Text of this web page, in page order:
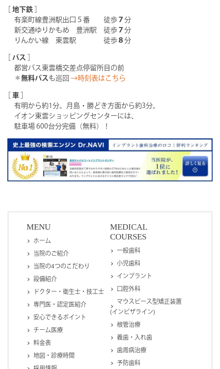
地下鉄
有楽町線豊洲駅出口５番 徒歩 ７ 分
新交通ゆりかもめ 豊洲駅 徒歩 ７ 分
りんかい線 東雲駅 徒歩 ８ 分
バス
都営バス東雲橋交差点停留所目の前
＊ 無料バス も巡回 →時刻表はこちら
車
有明から約1分。月島・勝どき方面から約3分。
イオン東雲ショッピングセンターには、
駐車場 600台分完備（無料）！
MENU
ホーム
当院のご紹介
当院の4つのこだわり
設備紹介
ドクター・衛生士・技工士
専門医・認定医紹介
安心できるポイント
チーム医療
料金表
地図・診療時間
MEDICAL
COURSES
一般歯科
小児歯科
インプラント
口腔外科
マウスピース型矯正装置
(インビザライン)
根管治療
義歯・入れ歯
歯周病治療
予防歯科